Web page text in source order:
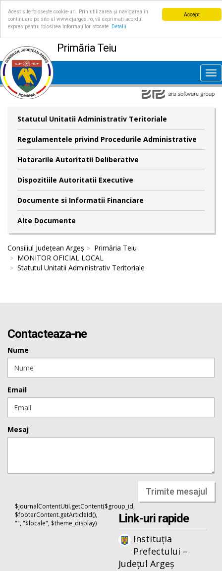
Accept
Acest site folosește cookie-uri. Prin utilizarea și navigarea în
continuare pe site-ul www.cjarges.ro, vă exprimați acordul
expres pentru folosirea informațiilor stocate.
Detalii
Primăria Teiu
Statutul Unitatii Administrativ Teritoriale
Regulamentele privind Procedurile Administrative
Hotararile Autoritatii Deliberative
Dispozitiile Autoritatii Executive
Documente si Informatii Financiare
Alte Documente
Consiliul Județean Argeș
Primăria Teiu
MONITOR OFICIAL LOCAL
Statutul Unitatii Administrativ Teritoriale
Contacteaza-ne
Nume
Email
Mesaj
Trimite mesajul
$journalContentUtil.getContent($group_id,
$footerContent.getArticleId(),
"", "$locale", $theme_display)
Link-uri rapide
Instituția
Prefectului –
Județul Argeș